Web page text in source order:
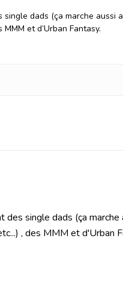
dads (ça marche aussi
et d’Urban Fantasy.
single dads (ça marche
, des MMM et d'Urban